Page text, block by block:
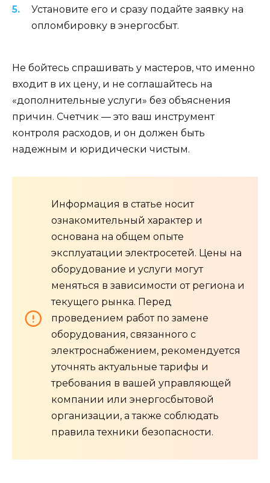
Установите его и сразу подайте заявку на
опломбировку в энергосбыт.
Не бойтесь спрашивать у мастеров, что именно
входит в их цену, и не соглашайтесь на
«дополнительные услуги» без объяснения
причин. Счетчик — это ваш инструмент
контроля расходов, и он должен быть
надежным и юридически чистым.
Информация в статье носит
ознакомительный характер и
основана на общем опыте
эксплуатации электросетей. Цены на
оборудование и услуги могут
меняться в зависимости от региона и
текущего рынка. Перед
проведением работ по замене
оборудования, связанного с
электроснабжением, рекомендуется
уточнять актуальные тарифы и
требования в вашей управляющей
компании или энергосбытовой
организации, а также соблюдать
правила техники безопасности.